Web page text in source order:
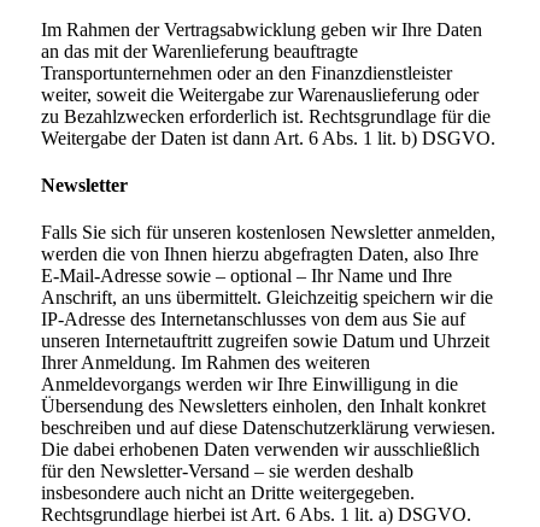
Im Rahmen der Vertragsabwicklung geben wir Ihre Daten
an das mit der Warenlieferung beauftragte
Transportunternehmen oder an den Finanzdienstleister
weiter, soweit die Weitergabe zur Warenauslieferung oder
zu Bezahlzwecken erforderlich ist. Rechtsgrundlage für die
Weitergabe der Daten ist dann Art. 6 Abs. 1 lit. b) DSGVO.
Newsletter
Falls Sie sich für unseren kostenlosen Newsletter anmelden,
werden die von Ihnen hierzu abgefragten Daten, also Ihre
E-Mail-Adresse sowie – optional – Ihr Name und Ihre
Anschrift, an uns übermittelt. Gleichzeitig speichern wir die
IP-Adresse des Internetanschlusses von dem aus Sie auf
unseren Internetauftritt zugreifen sowie Datum und Uhrzeit
Ihrer Anmeldung. Im Rahmen des weiteren
Anmeldevorgangs werden wir Ihre Einwilligung in die
Übersendung des Newsletters einholen, den Inhalt konkret
beschreiben und auf diese Datenschutzerklärung verwiesen.
Die dabei erhobenen Daten verwenden wir ausschließlich
für den Newsletter-Versand – sie werden deshalb
insbesondere auch nicht an Dritte weitergegeben.
Rechtsgrundlage hierbei ist Art. 6 Abs. 1 lit. a) DSGVO.